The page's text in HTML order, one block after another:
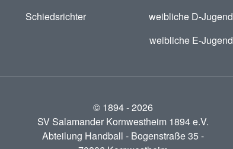
Schiedsrichter
weibliche D-Jugend
weibliche E-Jugend
© 1894 -2026
SV Salamander Kornwestheim 1894 e.V.
Abteilung Handball - Bogenstraße 35 -